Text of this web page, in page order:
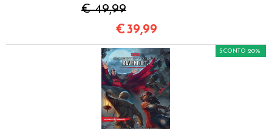
€ 49,99
€39,99
SCONTO 20%